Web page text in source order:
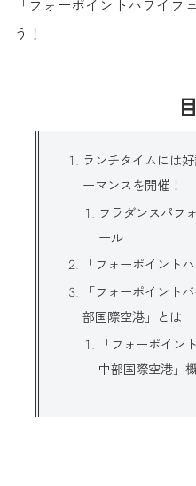
「フォーポイントハワイフ
う！
ランチタイムには
ーマンスを開催！
フラダンスパフ
ール
「フォーポイント
「フォーポイント
部国際空港」とは
「フォーポイン
中部国際空港」